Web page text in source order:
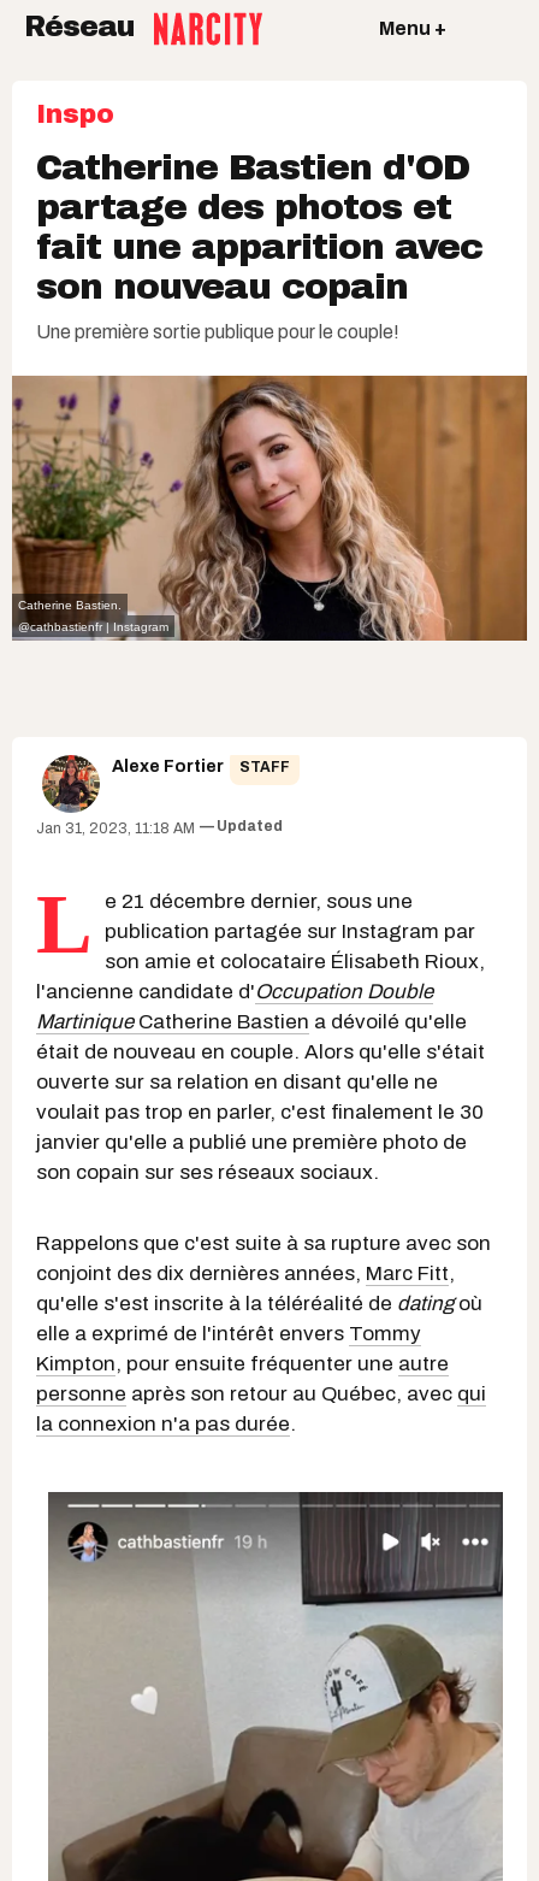
Réseau Menu +
Inspo
Catherine Bastien d'OD
partage des photos et
fait une apparition avec
son nouveau copain
Une première sortie publique pour le couple!
Catherine Bastien.
@cathbastienfr | Instagram
Alexe Fortier STAFF
Jan 31, 2023, 11:18 AM Updated
L
e 21 décembre dernier, sous une
publication partagée sur Instagram par
son amie et colocataire Élisabeth Rioux,
l'ancienne candidate d'Occupation Double
MartiniqueCatherine Bastien a dévoilé qu'elle
était de nouveau en couple. Alors qu'elle s'était
ouverte sur sa relation en disant qu'elle ne
voulait pas trop en parler, c'est finalement le 30
janvier qu'elle a publié une première photo de
son copain sur ses réseaux sociaux.
Rappelons que c'est suite à sa rupture avec son
conjoint des dix dernières années, Marc Fitt,
qu'elle s'est inscrite à la téléréalité de datingoù
elle a exprimé de l'intérêt envers Tommy
Kimpton, pour ensuite fréquenter une autre
personne après son retour au Québec, avec qui
la connexion n'a pas durée.